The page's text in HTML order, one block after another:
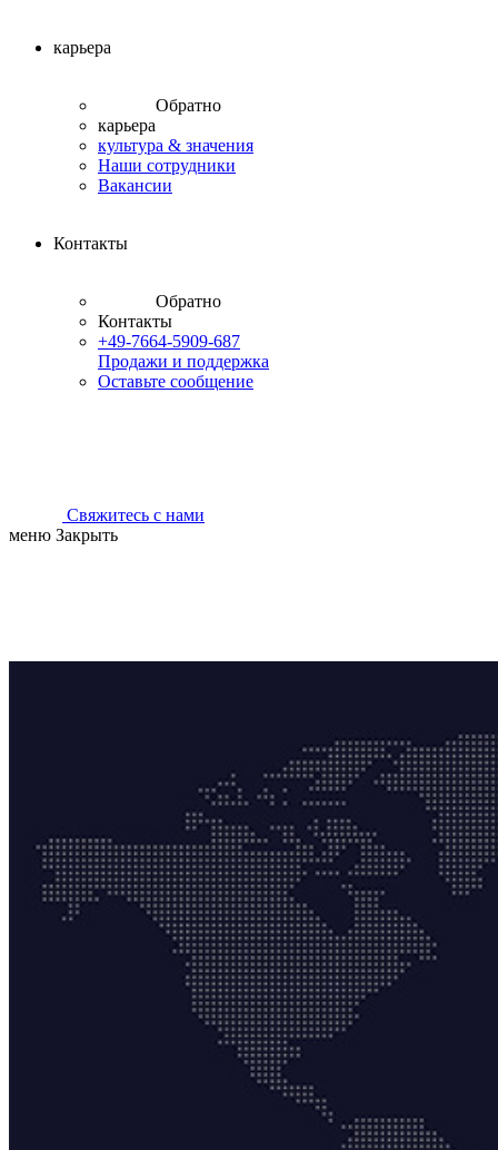
карьера
Обратно
карьера
культура & значения
Наши сотрудники
Вакансии
Контакты
Обратно
Контакты
+49-7664-5909-687
Продажи и поддержка
Оставьте сообщение
Свяжитесь с нами
меню Закрыть